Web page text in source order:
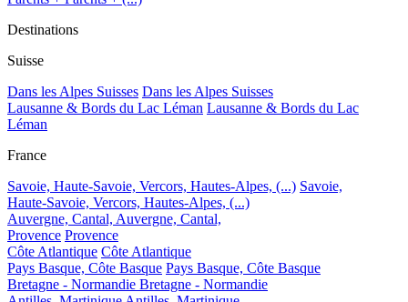
Destinations
Suisse
Dans les Alpes Suisses Dans les Alpes Suisses
Lausanne & Bords du Lac Léman Lausanne & Bords du Lac
Léman
France
Savoie, Haute-Savoie, Vercors, Hautes-Alpes, (...) Savoie,
Haute-Savoie, Vercors, Hautes-Alpes, (...)
Auvergne, Cantal, Auvergne, Cantal,
Provence Provence
Côte Atlantique Côte Atlantique
Pays Basque, Côte Basque Pays Basque, Côte Basque
Bretagne - Normandie Bretagne - Normandie